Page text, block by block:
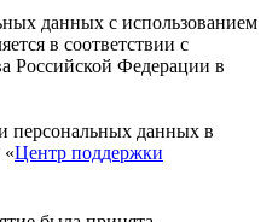
данных с использованием
в соответствии с
Российской Федерации в
персональных данных в
«Центр поддержки